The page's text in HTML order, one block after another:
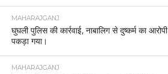
MAHARAJGANJ
घुघली पुलिस की कार्रवाई, नाबालिग से दुष्कर्म का आरोपी
पकड़ा गया।
MAHARAJGANJ